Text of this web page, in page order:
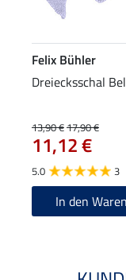
Felix Bühler
Dreiecksschal
13,90 €17,90 €
11,12 €
5.0 3
In den